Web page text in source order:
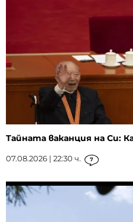
Тайната ваканция на Си:
07.08.2026 | 22:30 ч. 7